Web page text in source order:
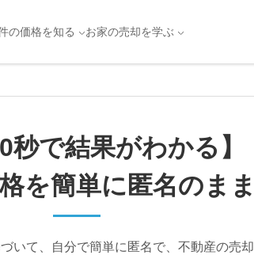
の価格を知る お家の売却を学ぶ
秒で結果がわかる】
を簡単に匿名のま
いて、自分で簡単に匿名で、不動産の売